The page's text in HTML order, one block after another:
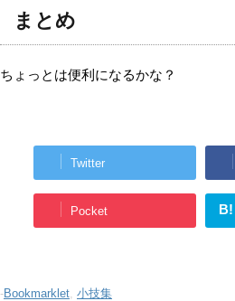
まとめ
ちょっとは便利になるかな？
Twitter
Pocket B!
-Bookmarklet, 小技集